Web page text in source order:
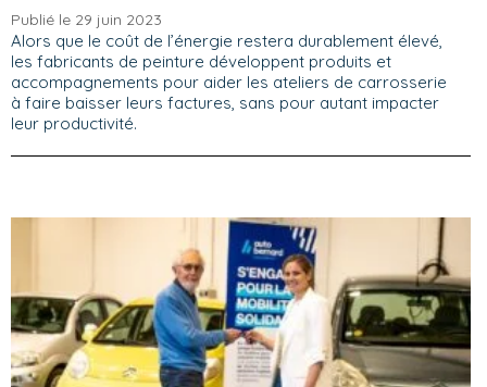
Publié le 29 juin 2023
Alors que le coût de l’énergie restera durablement élevé,
les fabricants de peinture développent produits et
accompagnements pour aider les ateliers de carrosserie
à faire baisser leurs factures, sans pour autant impacter
leur productivité.